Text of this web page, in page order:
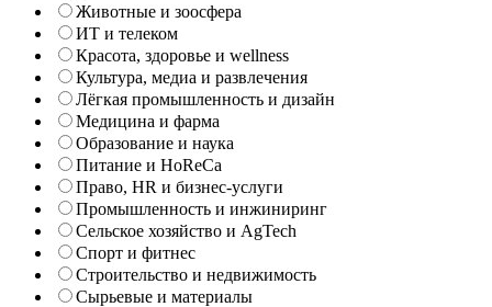
Животные и зоосфера
ИТ и телеком
Красота, здоровье и wellness
Культура, медиа и развлечения
Лёгкая промышленность и дизайн
Медицина и фарма
Образование и наука
Питание и HoReCa
Право, HR и бизнес-услуги
Промышленность и инжиниринг
Сельское хозяйство и AgTech
Спорт и фитнес
Строительство и недвижимость
Сырьевые и материалы